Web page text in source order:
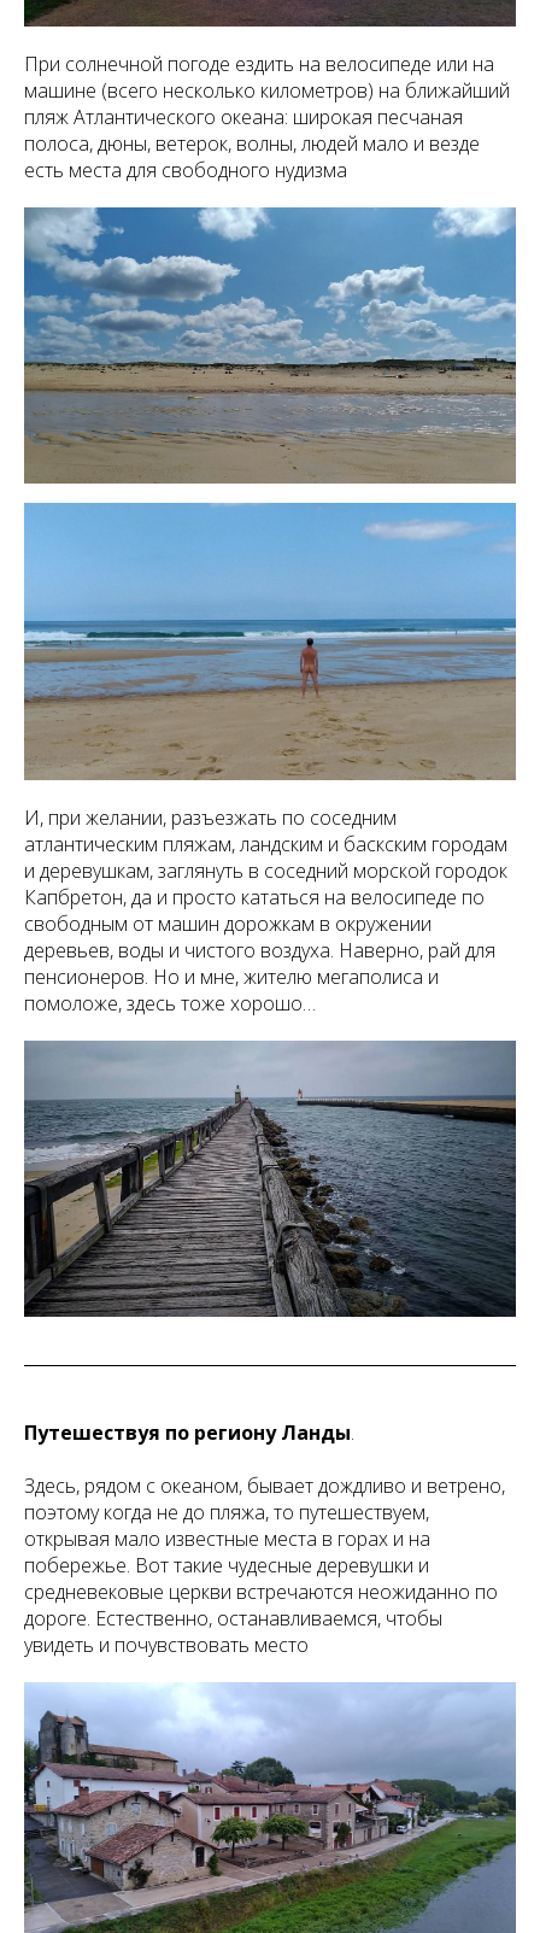
При солнечной погоде ездить на велосипеде или на
машине (всего несколько километров) на ближайший
пляж Атлантического океана: широкая песчаная
полоса, дюны, ветерок, волны, людей мало и везде
есть места для свободного нудизма
И, при желании, разъезжать по соседним
атлантическим пляжам, ландским и баскским городам
и деревушкам, заглянуть в соседний морской городок
Капбретон, да и просто кататься на велосипеде по
свободным от машин дорожкам в окружении
деревьев, воды и чистого воздуха. Наверно, рай для
пенсионеров. Но и мне, жителю мегаполиса и
помоложе, здесь тоже хорошо…
Путешествуя по региону Ланды.
Здесь, рядом с океаном, бывает дождливо и ветрено,
поэтому когда не до пляжа, то путешествуем,
открывая мало известные места в горах и на
побережье. Вот такие чудесные деревушки и
средневековые церкви встречаются неожиданно по
дороге. Естественно, останавливаемся, чтобы
увидеть и почувствовать место